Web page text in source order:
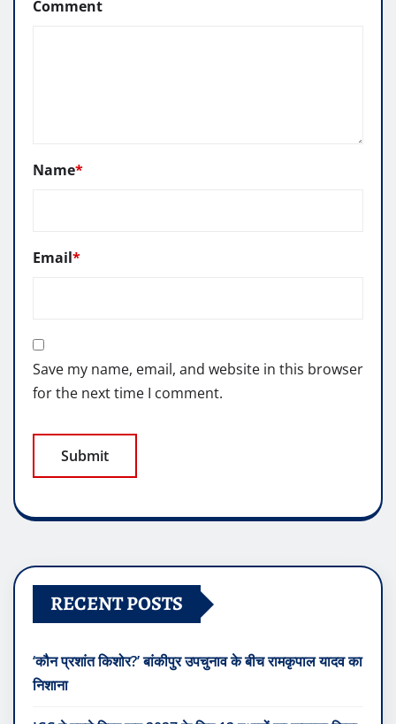
Comment
Name*
Email*
Save my name, email, and website in this browser
for the next time I comment.
RECENT POSTS
‘कौन प्रशांत किशोर?’ बांकीपुर उपचुनाव के बीच रामकृपाल यादव का
निशाना